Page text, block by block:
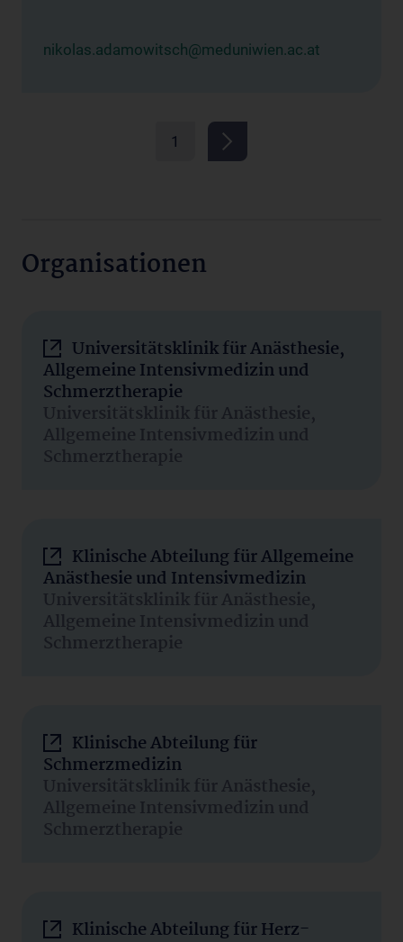
nikolas.adamowitsch@meduniwien.ac.at
1
Organisationen
Universitätsklinik für Anästhesie,
Allgemeine Intensivmedizin und
Schmerztherapie
Universitätsklinik für Anästhesie,
Allgemeine Intensivmedizin und
Schmerztherapie
Klinische Abteilung für Allgemeine
Anästhesie und Intensivmedizin
Universitätsklinik für Anästhesie,
Allgemeine Intensivmedizin und
Schmerztherapie
Klinische Abteilung für
Schmerzmedizin
Universitätsklinik für Anästhesie,
Allgemeine Intensivmedizin und
Schmerztherapie
Klinische Abteilung für Herz-